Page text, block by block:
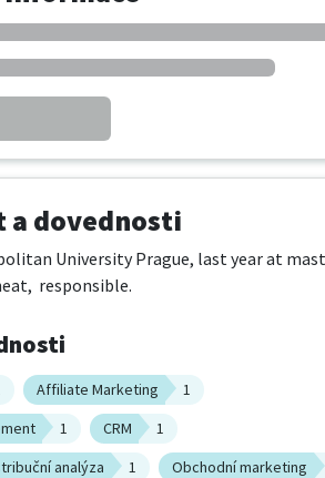
a dovednosti
University Prague, last year at
responsible.
Affiliate Marketing
1
1 CRM
1
analýza
1 Obchodní marketing